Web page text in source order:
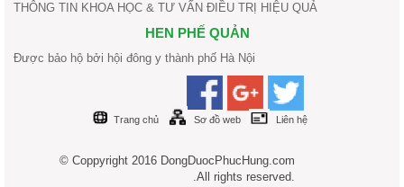
THÔNG TIN KHOA HỌC & TƯ VẤN ĐIỀU TRỊ HIỆU QUẢ
HEN PHẾ QUẢN
Được bảo hộ bởi hội đông y thành phố Hà Nội
Trang chủ Sơ đồ web Liên hệ
© Coppyright 2016 DongDuocPhucHung.com
.All rights reserved.